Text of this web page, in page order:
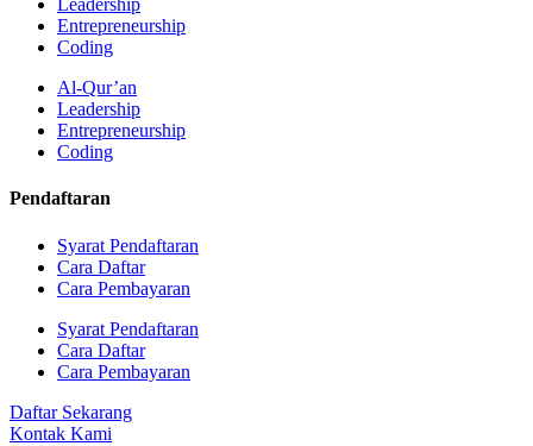
Leadership
Entrepreneurship
Coding
Al-Qur’an
Leadership
Entrepreneurship
Coding
Pendaftaran
Syarat Pendaftaran
Cara Daftar
Cara Pembayaran
Syarat Pendaftaran
Cara Daftar
Cara Pembayaran
Daftar Sekarang
Kontak Kami